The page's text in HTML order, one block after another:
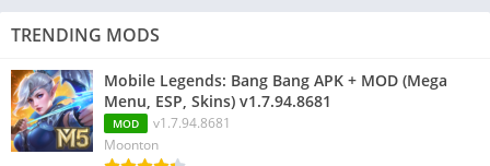
TRENDING MODS
Mobile Legends: Bang Bang APK + MOD (Mega
Menu, ESP, Skins) v1.7.94.8681
MOD
v1.7.94.8681
Moonton